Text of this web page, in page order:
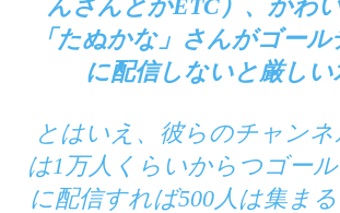
んさんとかETC）、かわ
「たぬかな」さんがゴー
に配信しないと厳しい
とはいえ、彼らのチャン
は1万人くらいからつゴー
に配信すれば500人は集ま